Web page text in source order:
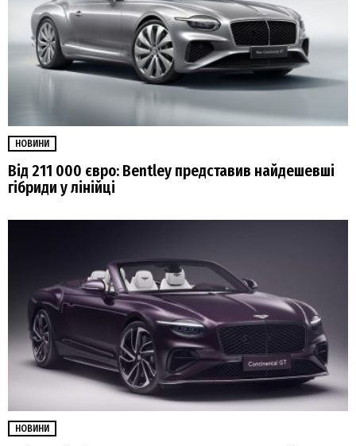
НОВИНИ
Від 211 000 євро: Bentley представив найдешевші
гібриди у лінійці
НОВИНИ